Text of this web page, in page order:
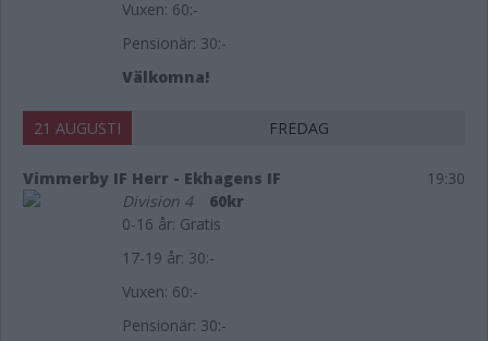
Vuxen: 60:-
Pensionär: 30:-
Välkomna!
21 AUGUSTI FREDAG
Vimmerby IF Herr - Ekhagens IF
19:30
Division 4
60kr
0-16 år: Gratis
17-19 år: 30:-
Vuxen: 60:-
Pensionär: 30:-